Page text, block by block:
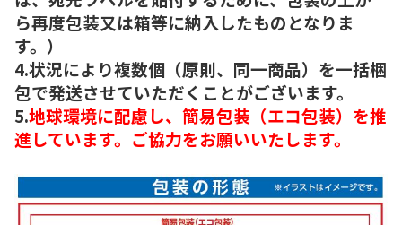
ら再度包装又は箱等に納入したものとなりま
す。）
4.状況により複数個（原則、同一商品）を一括梱
包で発送させていただくことがございます。
5.地球環境に配慮し、簡易包装（エコ包装）を推
進しています。ご協力をお願いいたします。